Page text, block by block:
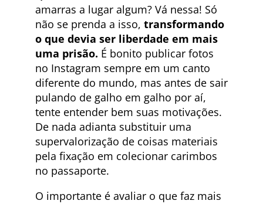
amarras a lugar algum? Vá nessa! Só
não se prenda a isso, transformando
o que devia ser liberdade em mais
uma prisão. É bonito publicar fotos
no Instagram sempre em um canto
diferente do mundo, mas antes de sair
pulando de galho em galho por aí,
tente entender bem suas motivações.
De nada adianta substituir uma
supervalorização de coisas materiais
pela fixação em colecionar carimbos
no passaporte.
O importante é avaliar o que faz mais